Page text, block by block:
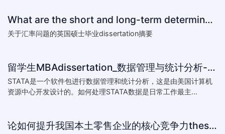
What are the short and long-term determinants of exchange ra
关于汇率问题的英国硕士毕业dissertation摘要
留学生MBAdissertation_数据管理与统计分析-如何处理STATA数据_How to deal with data with ST
STATA是一个软件包进行数据管理和统计分析，这是由美国计算机
资源中心开发设计的。如何处理STATA数据是日常工作最主...
论如何提升我国本土零售企业的核心竞争力thesis:The theory of how to improve the core competitiveness of domestic retail e